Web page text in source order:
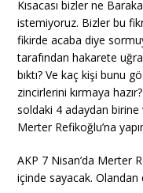
Kısacası bizler ne
istemiyoruz. Bizler bu
fikirde acaba diye
tarafından hakarete
bıktı? Ve kaç kişi bunu
zincirlerini kırmaya
soldaki 4 adaydan
Merter Refikoğlu’na
AKP 7 Nisan’da Merter
içinde sayacak.